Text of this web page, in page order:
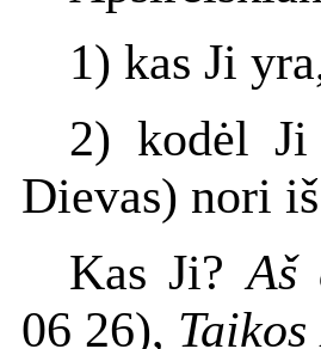
1) kas Ji
2) kodėl
Dievas) nori
Kas Ji?Aš
06 26),